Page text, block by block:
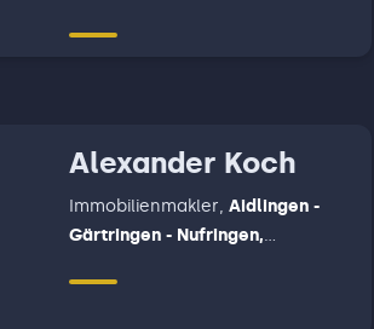
Alexander Koch
Immobilienmakler, Aidlingen -
Gärtringen - Nufringen,